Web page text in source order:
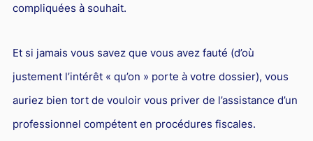
compliquées à souhait.
Et si jamais vous savez que vous avez fauté (d’où
justement l’intérêt « qu’on » porte à votre dossier), vous
auriez bien tort de vouloir vous priver de l’assistance d’un
professionnel compétent en procédures fiscales.